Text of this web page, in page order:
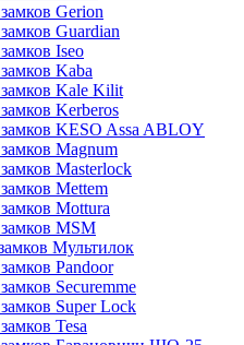
Gerion
Guardian
Iseo
Kaba
Kale Kilit
Kerberos
KESO Assa ABLOY
Magnum
Masterlock
Mettem
Mottura
MSM
Мультилок
Pandoor
Securemme
Super Lock
Tesa